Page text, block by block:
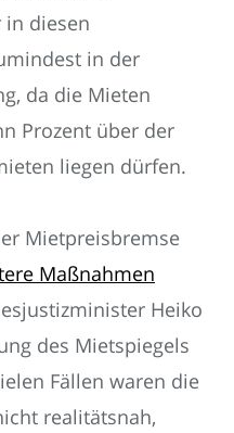
in diesen
in der
da die Mieten
Prozent über der
liegen dürfen.
Mietpreisbremse
Maßnahmen
Heiko
des Mietspiegels
Fällen waren die
realitätsnah,